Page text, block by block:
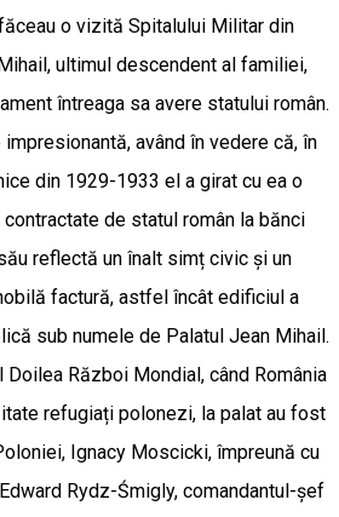
o vizită Spitalului Militar din
ultimul descendent al familiei,
întreaga sa avere statului român.
având în vedere că, în
din 1929-1933 el a girat cu ea o
de statul român la bănci
reflectă un înalt simț civic și un
factură, astfel încât edificiul a
sub numele de Palatul Jean Mihail.
Doilea Război Mondial, când România
refugiați polonezi, la palat au fost
Ignacy Moscicki, împreună cu
Rydz-Śmigly, comandantul-șef